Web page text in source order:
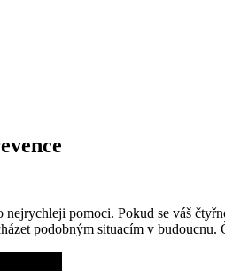
nejrychleji pomoci. Pokud se váš
podobným situacím v